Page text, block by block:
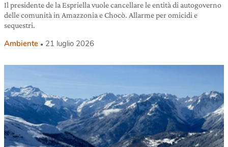
Il presidente de la Espriella vuole cancellare le entità di autogoverno
delle comunità in Amazzonia e Chocò. Allarme per omicidi e
sequestri.
Ambiente 21 luglio 2026